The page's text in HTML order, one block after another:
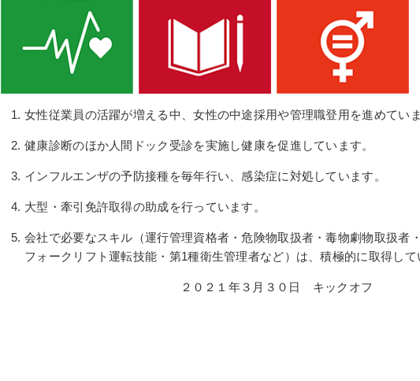
女性従業員の活躍が増える中、女性の中途採用や管理職登用を進めていま
健康診断のほか人間ドック受診を実施し健康を促進しています。
インフルエンザの予防接種を毎年行い、感染症に対処しています。
大型・牽引免許取得の助成を行っています。
会社で必要なスキル（運行管理資格者・危険物取扱者・毒物劇物取扱者
フォークリフト運転技能・第1種衛生管理者など）は、積極的に取得して
２０２１年３月３０日 キックオフ